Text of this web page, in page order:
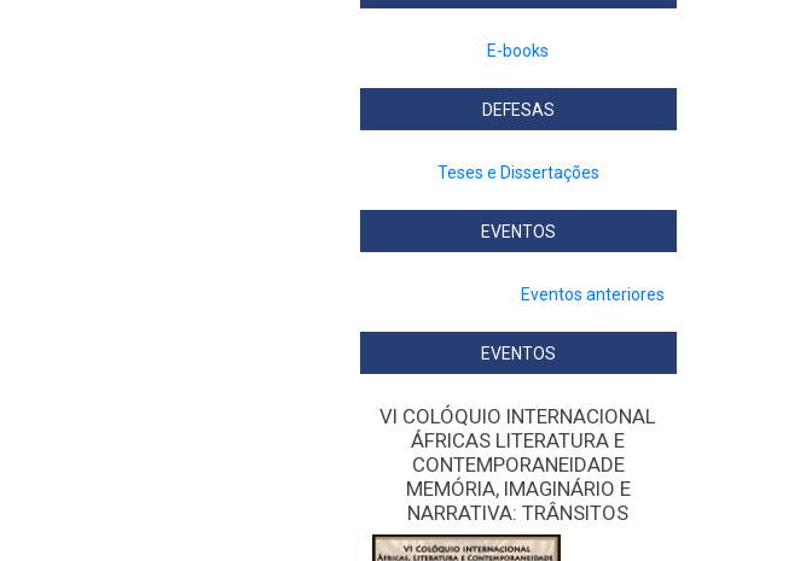
E-books
DEFESAS
Teses e Dissertações
EVENTOS
Eventos anteriores
EVENTOS
VI COLÓQUIO INTERNACIONAL
ÁFRICAS LITERATURA E
CONTEMPORANEIDADE
MEMÓRIA, IMAGINÁRIO E
NARRATIVA: TRÂNSITOS